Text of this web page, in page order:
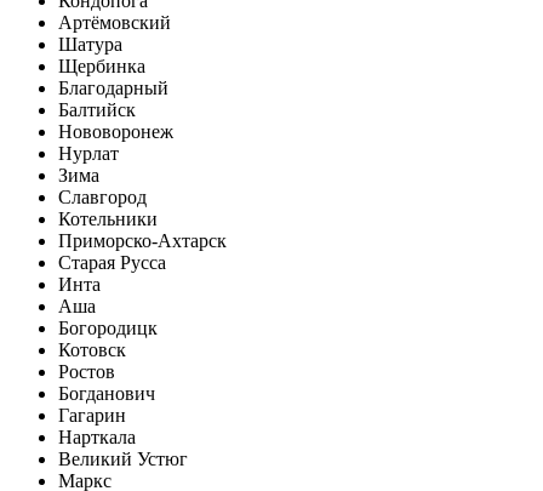
Артёмовский
Шатура
Щербинка
Благодарный
Балтийск
Нововоронеж
Нурлат
Зима
Славгород
Котельники
Приморско-Ахтарск
Старая Русса
Инта
Аша
Богородицк
Котовск
Ростов
Богданович
Гагарин
Нарткала
Великий Устюг
Маркс